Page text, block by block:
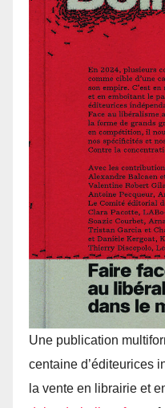
Une publication
centaine d’éditeurices
la vente en librairie et